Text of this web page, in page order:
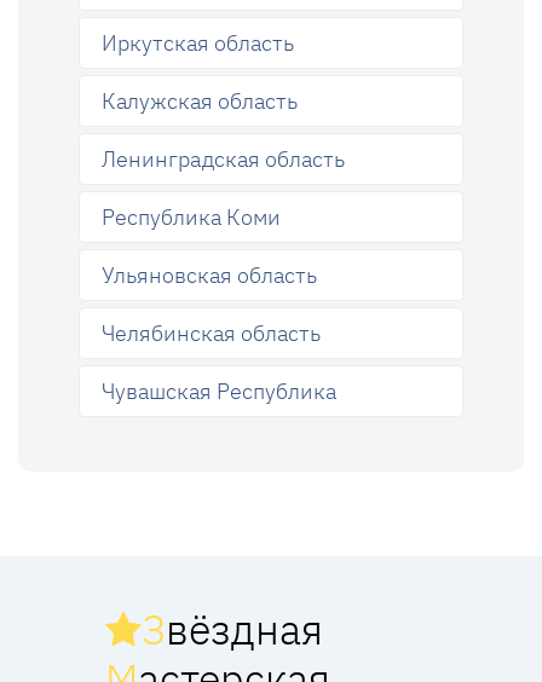
Иркутская область
Калужская область
Ленинградская область
Республика Коми
Ульяновская область
Челябинская область
Чувашская Республика
Звёздная